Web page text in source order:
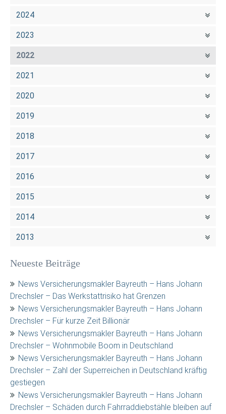
2024
2023
2022
2021
2020
2019
2018
2017
2016
2015
2014
2013
Neueste Beiträge
News Versicherungsmakler Bayreuth – Hans Johann
Drechsler – Das Werkstattrisiko hat Grenzen
News Versicherungsmakler Bayreuth – Hans Johann
Drechsler – Für kurze Zeit Billionär
News Versicherungsmakler Bayreuth – Hans Johann
Drechsler – Wohnmobile Boom in Deutschland
News Versicherungsmakler Bayreuth – Hans Johann
Drechsler – Zahl der Superreichen in Deutschland kräftig
gestiegen
News Versicherungsmakler Bayreuth – Hans Johann
Drechsler – Schäden durch Fahrraddiebstähle bleiben auf